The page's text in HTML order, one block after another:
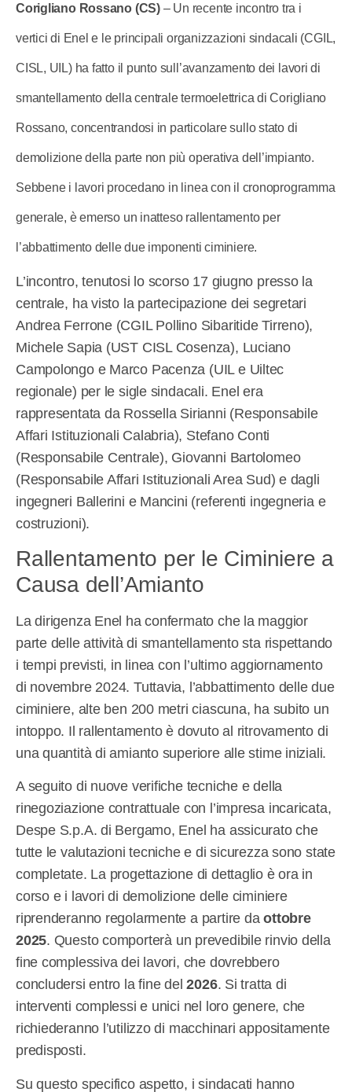
Corigliano Rossano (CS)– Un recente incontro tra i
vertici di Enel e le principali organizzazioni sindacali (CGIL,
CISL, UIL) ha fatto il punto sull’avanzamento dei lavori di
smantellamento della centrale termoelettrica di Corigliano
Rossano, concentrandosi in particolare sullo stato di
demolizione della parte non più operativa dell’impianto.
Sebbene i lavori procedano in linea con il cronoprogramma
generale, è emerso un inatteso rallentamento per
l’abbattimento delle due imponenti ciminiere.
L’incontro, tenutosi lo scorso 17 giugno presso la
centrale, ha visto la partecipazione dei segretari
Andrea Ferrone (CGIL Pollino Sibaritide Tirreno),
Michele Sapia (UST CISL Cosenza), Luciano
Campolongo e Marco Pacenza (UIL e Uiltec
regionale) per le sigle sindacali. Enel era
rappresentata da Rossella Sirianni (Responsabile
Affari Istituzionali Calabria), Stefano Conti
(Responsabile Centrale), Giovanni Bartolomeo
(Responsabile Affari Istituzionali Area Sud) e dagli
ingegneri Ballerini e Mancini (referenti ingegneria e
costruzioni).
Rallentamento per le Ciminiere a
Causa dell’Amianto
La dirigenza Enel ha confermato che la maggior
parte delle attività di smantellamento sta rispettando
i tempi previsti, in linea con l’ultimo aggiornamento
di novembre 2024. Tuttavia, l’abbattimento delle due
ciminiere, alte ben 200 metri ciascuna, ha subito un
intoppo. Il rallentamento è dovuto al ritrovamento di
una quantità di amianto superiore alle stime iniziali.
A seguito di nuove verifiche tecniche e della
rinegoziazione contrattuale con l’impresa incaricata,
Despe S.p.A. di Bergamo, Enel ha assicurato che
tutte le valutazioni tecniche e di sicurezza sono state
completate. La progettazione di dettaglio è ora in
corso e i lavori di demolizione delle ciminiere
riprenderanno regolarmente a partire daottobre
2025. Questo comporterà un prevedibile rinvio della
fine complessiva dei lavori, che dovrebbero
concludersi entro la fine del2026. Si tratta di
interventi complessi e unici nel loro genere, che
richiederanno l’utilizzo di macchinari appositamente
predisposti.
Su questo specifico aspetto, i sindacati hanno